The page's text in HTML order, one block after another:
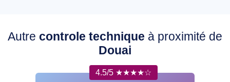
Autre controle technique à proximité de
Douai
4.5/5 ★★★★☆